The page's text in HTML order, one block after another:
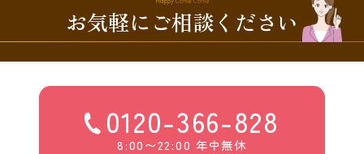
お気軽にご相談ください
0120-366-828
8:00〜22:00 年中無休